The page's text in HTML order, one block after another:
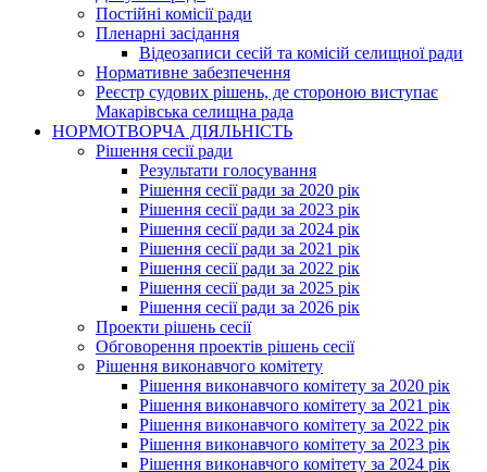
Постійні комісії ради
Пленарні засідання
Відеозаписи сесій та комісій селищної ради
Нормативне забезпечення
Реєстр судових рішень, де стороною виступає
Макарівська селищна рада
НОРМОТВОРЧА ДІЯЛЬНІСТЬ
Рішення сесії ради
Результати голосування
Рішення сесії ради за 2020 рік
Рішення сесії ради за 2023 рік
Рішення сесії ради за 2024 рік
Рішення сесії ради за 2021 рік
Рішення сесії ради за 2022 рік
Рішення сесії ради за 2025 рік
Рішення сесії ради за 2026 рік
Проекти рішень сесії
Обговорення проектів рішень сесії
Рішення виконавчого комітету
Рішення виконавчого комітету за 2020 рік
Рішення виконавчого комітету за 2021 рік
Рішення виконавчого комітету за 2022 рік
Рішення виконавчого комітету за 2023 рік
Рішення виконавчого комітету за 2024 рік